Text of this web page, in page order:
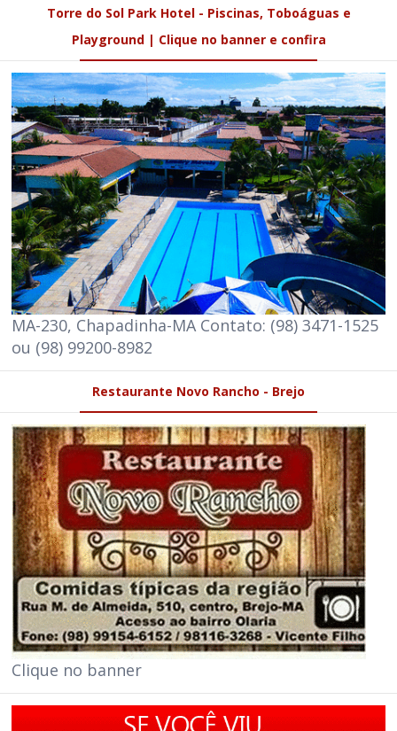
Torre do Sol Park Hotel - Piscinas, Toboáguas e
Playground | Clique no banner e confira
MA-230, Chapadinha-MA Contato: (98) 3471-1525
ou (98) 99200-8982
Restaurante Novo Rancho - Brejo
Clique no banner